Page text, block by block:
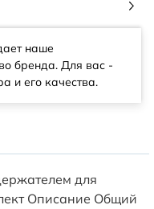
наше
бренда. Для вас -
и его качества.
для
Описание Общий